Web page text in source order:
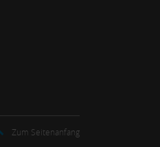
Zum Seitenanfang